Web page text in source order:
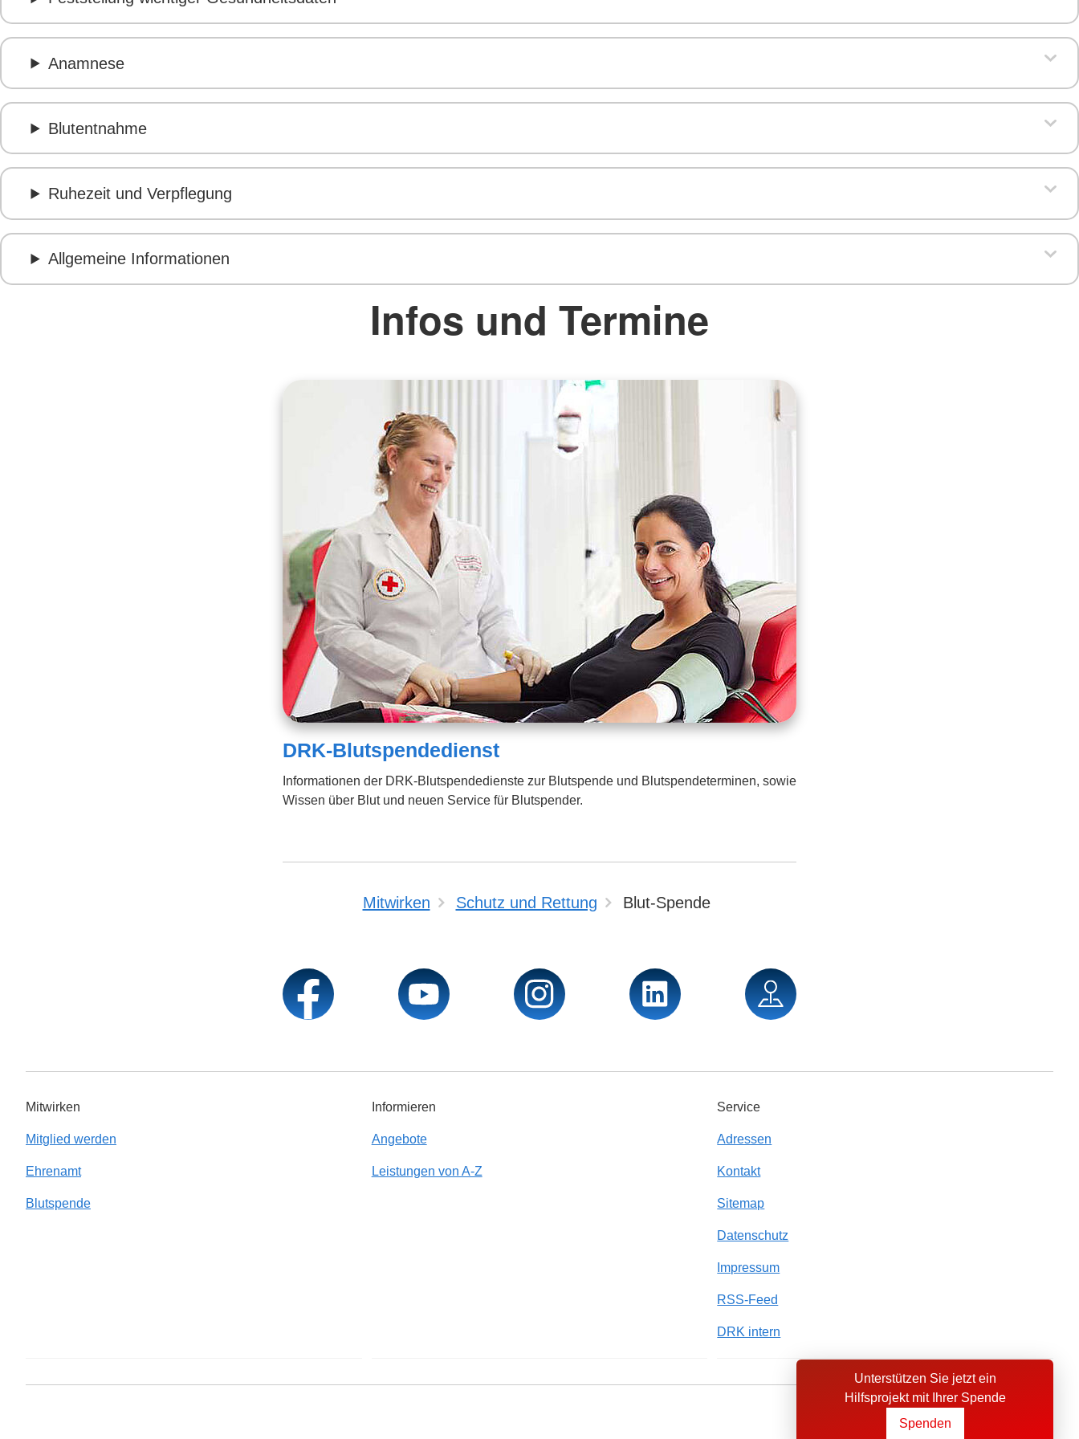
Anamnese
Blutentnahme
Ruhezeit und Verpflegung
Allgemeine Informationen
Infos und Termine
DRK-Blutspendedienst
Informationen der DRK-Blutspendedienste zur Blutspende und Blutspendeterminen, sowie
Wissen über Blut und neuen Service für Blutspender.
Unterstützen Sie jetzt ein
Hilfsprojekt mit Ihrer Spende
Spenden
Mitwirken Schutz und Rettung Blut-Spende
Mitwirken
Mitglied werden
Ehrenamt
Blutspende
Informieren
Angebote
Leistungen von A-Z
Service
Adressen
Kontakt
Sitemap
Datenschutz
Impressum
RSS-Feed
DRK intern